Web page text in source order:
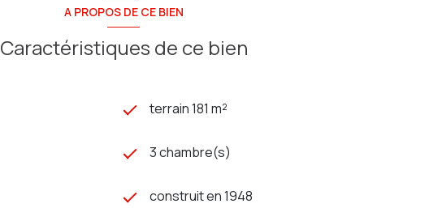
A PROPOS DE CE BIEN
Caractéristiques de ce bien
terrain 181 m²
3 chambre(s)
construit en 1948